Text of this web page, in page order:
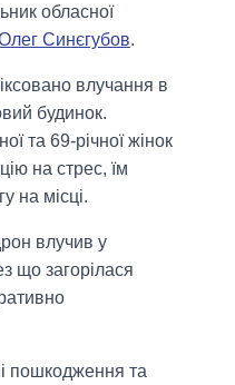
обласної
Синєгубов.
влучання в
будинок.
та 69-річної жінок
на стрес, їм
на місці.
влучив у
що загорілася
пошкодження та